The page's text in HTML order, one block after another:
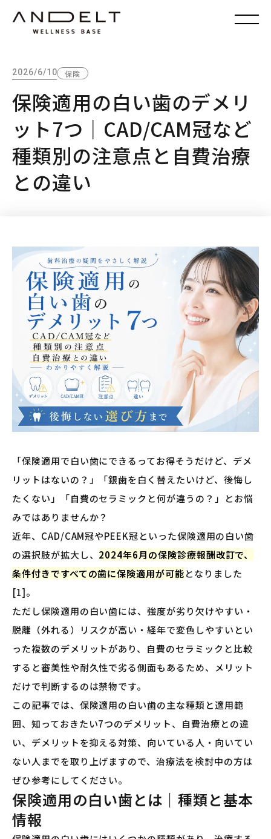
2026/6/10 保険
保険適用の白い歯のデメリ
ット7つ｜CAD/CAM冠など
種類別の注意点と自費治療
との違い
「保険適用で白い歯にできるってお得そうだけど、デメ
リットはないの？」「銀歯を白く替えたいけど、後悔し
たくない」「自費のセラミックと何が違うの？」とお悩
みではありませんか？
近年、CAD/CAM冠やPEEK冠といった保険適用の白い歯
の選択肢が拡大し、 2024年6月の保険診療報酬改訂で、
条件付きですべての歯に保険適用が可能となりました
[1]。
ただし保険適用の白い歯には、強度が劣り欠けやすい・
脱離（外れる）リスクが高い・経年で変色しやすいとい
った複数のデメリットがあり、自費のセラミックと比較
すると審美性や耐久性で劣る側面もあるため、メリット
だけで判断するのは禁物です。
この記事では、保険適用の白い歯の主な種類と適用範
囲、知っておきたい7つのデメリット、自費治療との違
い、デメリットを抑える対策、向いている人・向いてい
ない人までを取り上げますので、治療法を検討中の方は
ぜひ参考にしてください。
保険適用の白い歯とは｜種類と基本
情報